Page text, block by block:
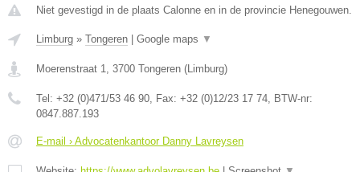
Niet gevestigd in de plaats Calonne en in de provincie Henegouwen.
Limburg » Tongeren Google maps ▼
Moerenstraat 1, 3700 Tongeren (Limburg)
Tel: +32 (0)471/53 46 90, Fax: +32 (0)12/23 17 74, BTW-nr:
0847.887.193
E-mail › Advocatenkantoor Danny Lavreysen